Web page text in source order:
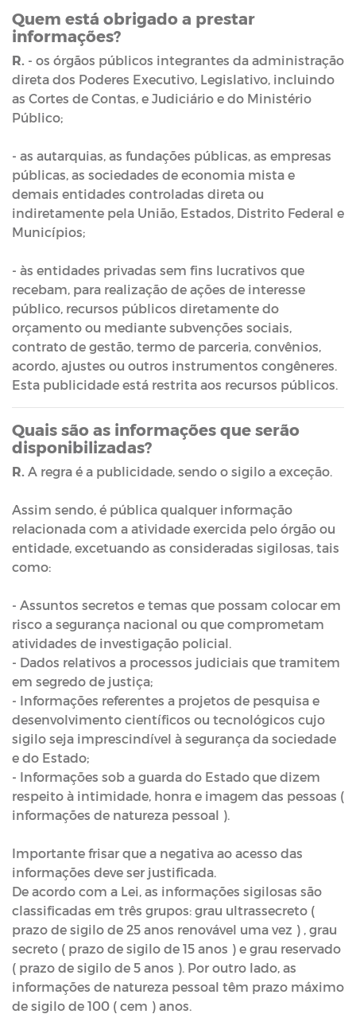
Quem está obrigado a prestar
informações?
R. - os órgãos públicos integrantes da administração
direta dos Poderes Executivo, Legislativo, incluindo
as Cortes de Contas, e Judiciário e do Ministério
Público;
- as autarquias, as fundações públicas, as empresas
públicas, as sociedades de economia mista e
demais entidades controladas direta ou
indiretamente pela União, Estados, Distrito Federal e
Municípios;
- às entidades privadas sem fins lucrativos que
recebam, para realização de ações de interesse
público, recursos públicos diretamente do
orçamento ou mediante subvenções sociais,
contrato de gestão, termo de parceria, convênios,
acordo, ajustes ou outros instrumentos congêneres.
Esta publicidade está restrita aos recursos públicos.
Quais são as informações que serão
disponibilizadas?
R. A regra é a publicidade, sendo o sigilo a exceção.
Assim sendo, é pública qualquer informação
relacionada com a atividade exercida pelo órgão ou
entidade, excetuando as consideradas sigilosas, tais
como:
- Assuntos secretos e temas que possam colocar em
risco a segurança nacional ou que comprometam
atividades de investigação policial.
- Dados relativos a processos judiciais que tramitem
em segredo de justiça;
- Informações referentes a projetos de pesquisa e
desenvolvimento científicos ou tecnológicos cujo
sigilo seja imprescindível à segurança da sociedade
e do Estado;
- Informações sob a guarda do Estado que dizem
respeito à intimidade, honra e imagem das pessoas (
informações de natureza pessoal ).
Importante frisar que a negativa ao acesso das
informações deve ser justificada.
De acordo com a Lei, as informações sigilosas são
classificadas em três grupos: grau ultrassecreto (
prazo de sigilo de 25 anos renovável uma vez ) , grau
secreto ( prazo de sigilo de 15 anos ) e grau reservado
( prazo de sigilo de 5 anos ). Por outro lado, as
informações de natureza pessoal têm prazo máximo
de sigilo de 100 ( cem ) anos.